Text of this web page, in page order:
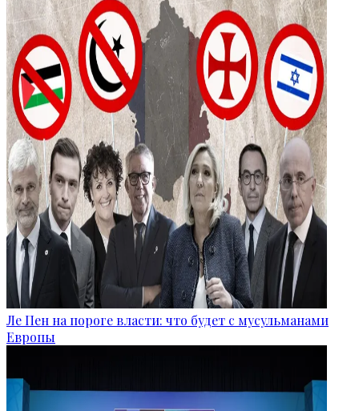
Ле Пен на пороге власти: что будет с мусульманами
Европы